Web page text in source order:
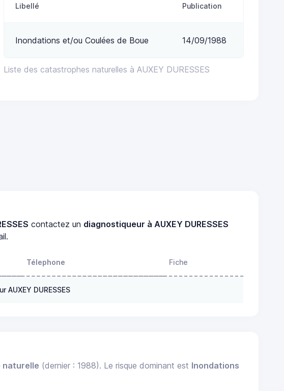
Liste des catastrophes naturelles à AUXEY DURESSES
Libellé Publication
Inondations et/ou Coulées de Boue 14/09/1988
contactez un diagnostiqueur à AUXEY DURESSES
Télephone Fiche
DURESSES
naturelle (dernier : 1988). Le risque dominant est Inondations